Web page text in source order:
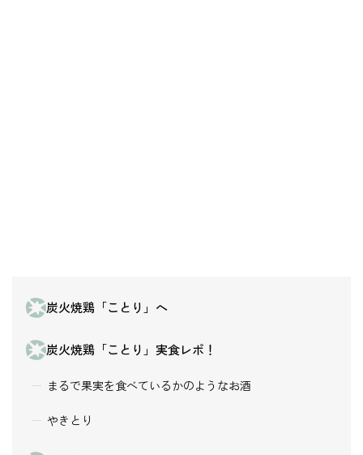
炭火焼鶏「ことり」へ
炭火焼鶏「ことり」実食レポ！
まるで果実を食べているかのようなお酒
やきとり